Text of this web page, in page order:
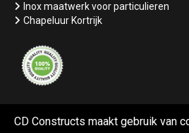
CD Constructs maakt gebruik van
Inox maatwerk voor particulieren
Chapeluur Kortrijk